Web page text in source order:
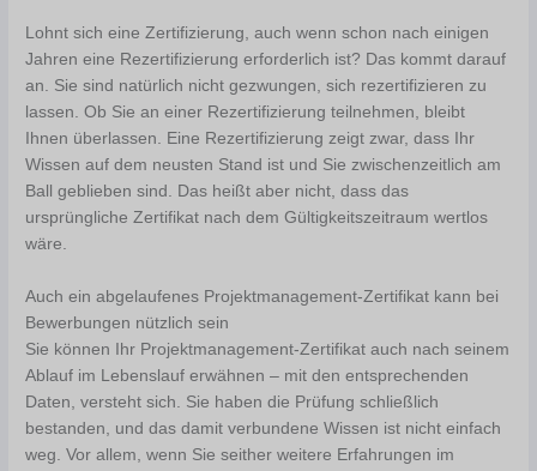
Lohnt sich eine Zertifizierung, auch wenn schon nach einigen
Jahren eine Rezertifizierung erforderlich ist? Das kommt darauf
an. Sie sind natürlich nicht gezwungen, sich rezertifizieren zu
lassen. Ob Sie an einer Rezertifizierung teilnehmen, bleibt
Ihnen überlassen. Eine Rezertifizierung zeigt zwar, dass Ihr
Wissen auf dem neusten Stand ist und Sie zwischenzeitlich am
Ball geblieben sind. Das heißt aber nicht, dass das
ursprüngliche Zertifikat nach dem Gültigkeitszeitraum wertlos
wäre.
Auch ein abgelaufenes Projektmanagement-Zertifikat kann bei
Bewerbungen nützlich sein
Sie können Ihr Projektmanagement-Zertifikat auch nach seinem
Ablauf im Lebenslauf erwähnen – mit den entsprechenden
Daten, versteht sich. Sie haben die Prüfung schließlich
bestanden, und das damit verbundene Wissen ist nicht einfach
weg. Vor allem, wenn Sie seither weitere Erfahrungen im